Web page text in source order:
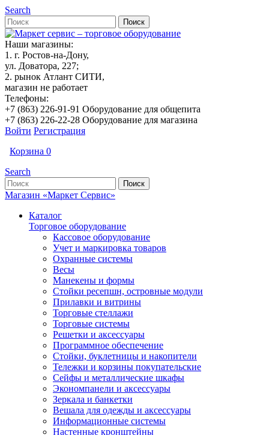
Search
Наши магазины:
1. г. Ростов-на-Дону,
ул. Доватора, 227;
2. рынок Атлант СИТИ,
магазин не работает
Телефоны:
+7 (863) 226-91-91 Оборудование для общепита
+7 (863) 226-22-28 Оборудование для магазина
Войти Регистрация
Корзина 0
Search
Магазин «Маркет Сервис»
Каталог
Торговое оборудование
Кассовое оборудование
Учет и маркировка товаров
Охранные системы
Весы
Манекены и формы
Стойки ресепшн, островные модули
Прилавки и витрины
Торговые стеллажи
Торговые системы
Решетки и аксессуары
Программное обеспечение
Стойки, буклетницы и накопители
Тележки и корзины покупательские
Сейфы и металлические шкафы
Экономпанели и аксессуары
Зеркала и банкетки
Вешала для одежды и аксессуары
Информационные системы
Настенные кронштейны